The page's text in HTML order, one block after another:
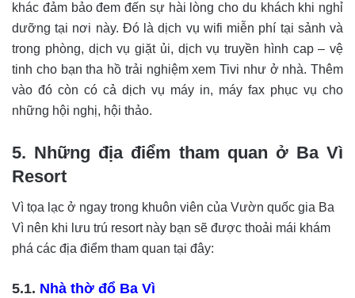
khác đảm bảo đem đến sự hài lòng cho du khách khi nghỉ
dưỡng tại nơi này. Đó là dịch vụ wifi miễn phí tại sảnh và
trong phòng, dịch vụ giặt ủi, dịch vụ truyền hình cap – vệ
tinh cho bạn tha hồ trải nghiệm xem Tivi như ở nhà. Thêm
vào đó còn có cả dịch vụ máy in, máy fax phục vụ cho
những hội nghị, hội thảo.
5. Những địa điểm tham quan ở Ba Vì
Resort
Vì tọa lạc ở ngay trong khuôn viên của Vườn quốc gia Ba
Vì nên khi lưu trú resort này bạn sẽ được thoải mái khám
phá các địa điểm tham quan tại đây:
5.1. Nhà thờ đổ Ba Vì